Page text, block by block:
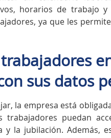
horarios de trabajo
ya que les
sus datos
la empresa está
puedan
y la jubilación. Además,